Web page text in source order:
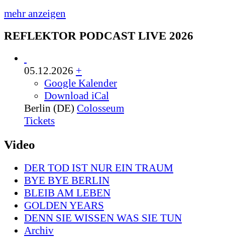
mehr anzeigen
REFLEKTOR PODCAST LIVE 2026
05.12.2026 +
Google Kalender
Download iCal
Berlin (DE) Colosseum
Tickets
Video
DER TOD IST NUR EIN TRAUM
BYE BYE BERLIN
BLEIB AM LEBEN
GOLDEN YEARS
DENN SIE WISSEN WAS SIE TUN
Archiv